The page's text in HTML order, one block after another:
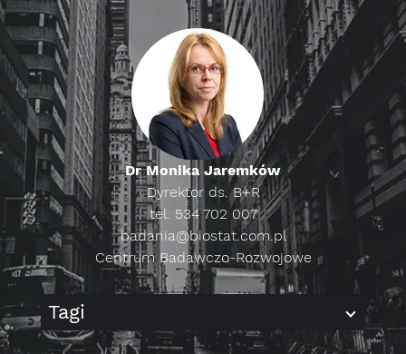
Dr Monika Jaremków
Dyrektor ds. B+R
tel. 534 702 007
badania@biostat.com.pl
Centrum Badawczo-Rozwojowe
Tagi